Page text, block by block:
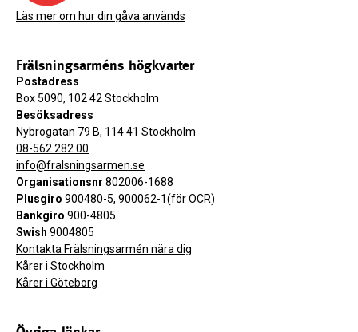
Läs mer om hur din gåva används
Frälsningsarméns högkvarter
Postadress
Box 5090, 102 42 Stockholm
Besöksadress
Nybrogatan 79 B, 114 41 Stockholm
08-562 282 00
info@fralsningsarmen.se
Organisationsnr 802006-1688
Plusgiro 900480-5, 900062-1(för OCR)
Bankgiro 900-4805
Swish 9004805
Kontakta Frälsningsarmén nära dig
Kårer i Stockholm
Kårer i Göteborg